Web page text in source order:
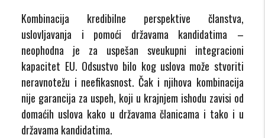
Kombinacija kredibilne perspektive članstva,
uslovljavanja i pomoći državama kandidatima –
neophodna je za uspešan sveukupni integracioni
kapacitet EU. Odsustvo bilo kog uslova može stvoriti
neravnotežu i neefikasnost. Čak i njihova kombinacija
nije garancija za uspeh, koji u krajnjem ishodu zavisi od
domaćih uslova kako u državama članicama i tako i u
državama kandidatima.